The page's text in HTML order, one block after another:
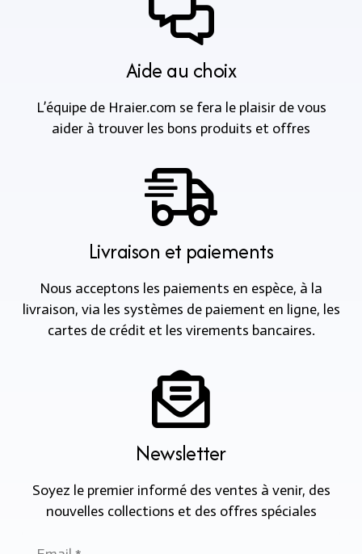
Aide au choix
L’équipe de Hraier.com se fera le plaisir de vous
aider à trouver les bons produits et offres
Livraison et paiements
Nous acceptons les paiements en espèce, à la
livraison, via les systèmes de paiement en ligne, les
cartes de crédit et les virements bancaires.
Newsletter
Soyez le premier informé des ventes à venir, des
nouvelles collections et des offres spéciales